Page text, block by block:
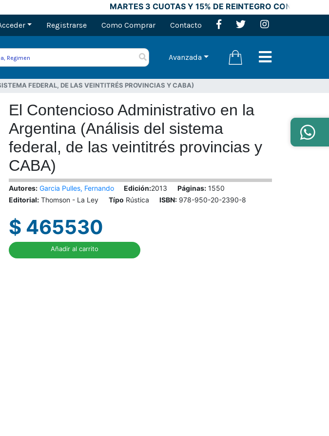
MARTES 3 CUOTAS Y 15% DE REINTEGRO CON
Registrarse Como Comprar Contacto
Avanzada
FEDERAL, DE LAS VEINTITRÉS PROVINCIAS Y CABA)
El Contencioso Administrativo en la
Argentina (Análisis del sistema
federal, de las veintitrés provincias y
CABA)
Autores: Garcia Pulles, Fernando Edición:2013 Páginas: 1550
Editorial: Thomson - La Ley Típo Rústica ISBN: 978-950-20-2390-8
$ 465530
Añadir al carrito